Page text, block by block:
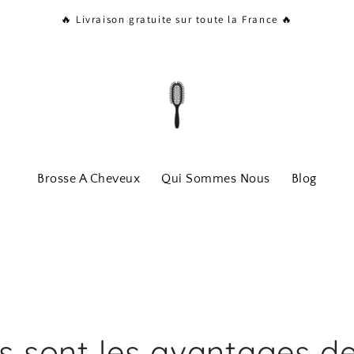
🔥 Livraison gratuite sur toute la France 🔥
Brosse A Cheveux Qui Sommes Nous Blog